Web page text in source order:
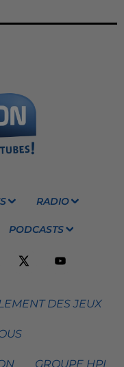
RADIO
PODCASTS
DES JEUX
GROUPE HPI